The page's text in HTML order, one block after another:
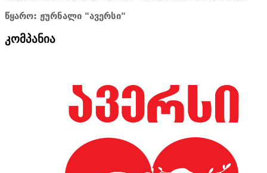
წყარო: ჟურნალი "ავერსი"
კომპანია